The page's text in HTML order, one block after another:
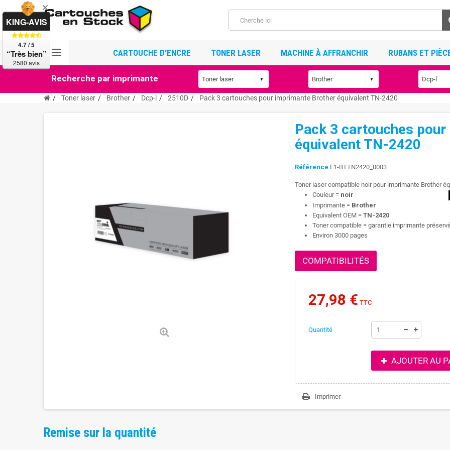
CARTOUCHE D'ENCRE TONER LASER MACHINE À AFFRANCHIR RUBANS ET
Recherche par imprimante
Toner laser Brother Dcp-l 2510D Pack 3 cartouches pour imprimante Brother équivalent TN-2420
Pack 3 cartouches
équivalent TN-2420
Référence L1-BTTN2420_0003
Toner laser compatible noir pour imprimante Brother
Couleur = noir
Imprimante = Brother
Equivalent OEM = TN-2420
Toner compatible = garantie imprimante
Environ 3000 pages
COMPATIBILITÉS
27,98 € TTC
Quantité
AJOUTER AU
Imprimer
Remise sur la quantité
KING-AVIS
4.7 / 5
“Très bien”
2580 avis